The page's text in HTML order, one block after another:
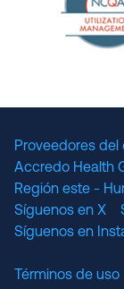
Proveedores
Accredo Health
Región este -
Síguenos en X
Síguenos en
Términos de uso